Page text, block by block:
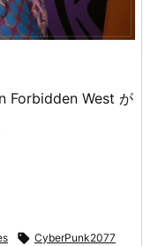
Forbidden West が
 CyberPunk2077